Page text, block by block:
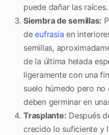
puede dañar las raíces.
Siembra de semillas:
deeufrasia en
semillas,
de la última helada
ligeramente con una
suelo húmedo pero no
deben germinar en
Trasplante: Después
crecido lo suficiente y